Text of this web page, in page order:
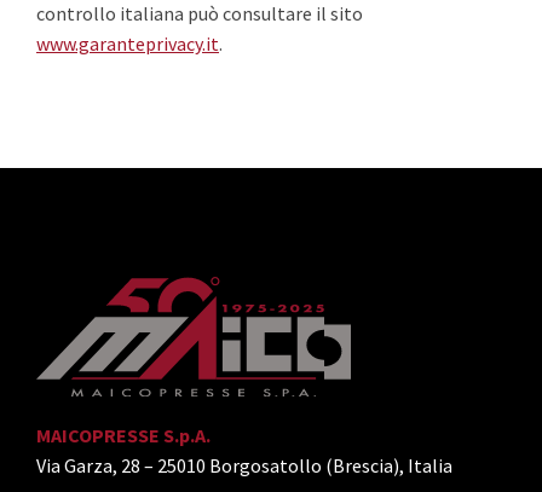
controllo italiana può consultare il sito
www.garanteprivacy.it.
MAICOPRESSE S.p.A.
Via Garza, 28 – 25010 Borgosatollo (Brescia), Italia